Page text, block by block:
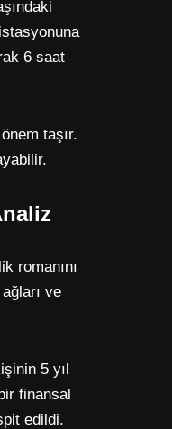
6 saat
taşır.
romanını
ve
5 yıl
finansal
edildi.